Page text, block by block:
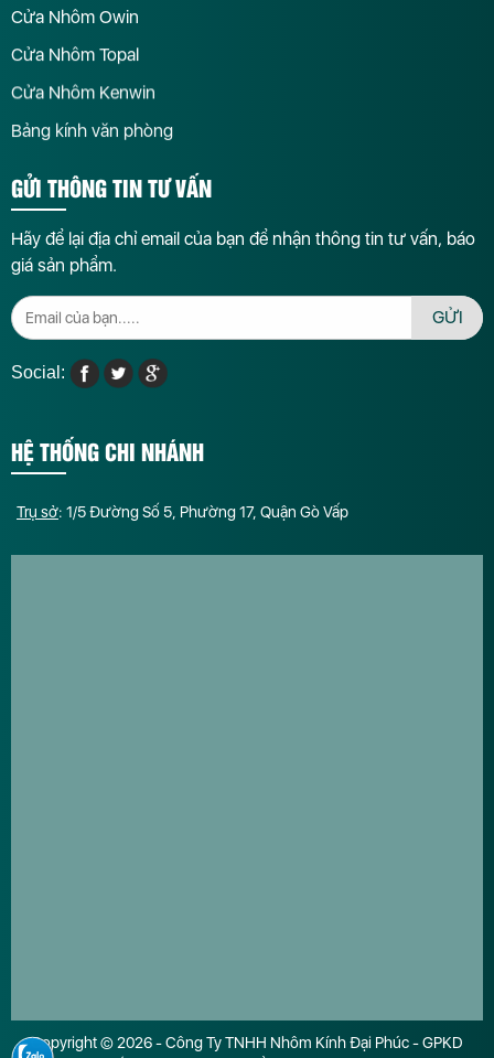
Cửa Nhôm Owin
Cửa Nhôm Topal
Cửa Nhôm Kenwin
Bảng kính văn phòng
GỬI THÔNG TIN TƯ VẤN
Hãy để lại địa chỉ email của bạn để nhận thông tin tư vấn, báo
giá sản phẩm.
GỬI
Social:
HỆ THỐNG CHI NHÁNH
Trụ sở: 1/5 Đường Số 5, Phường 17, Quận Gò Vấp
Copyright © 2026 - Công Ty TNHH Nhôm Kính Đại Phúc - GPKD